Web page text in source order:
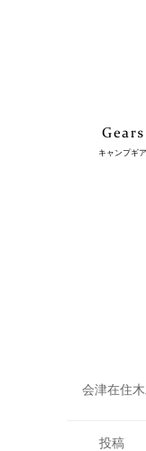
キャンプギア
会津在住
投稿